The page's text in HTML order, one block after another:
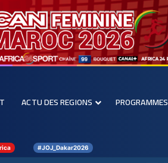
ACTU DES REGIONS PROGRAMMES
#JOJ_Dakar2026